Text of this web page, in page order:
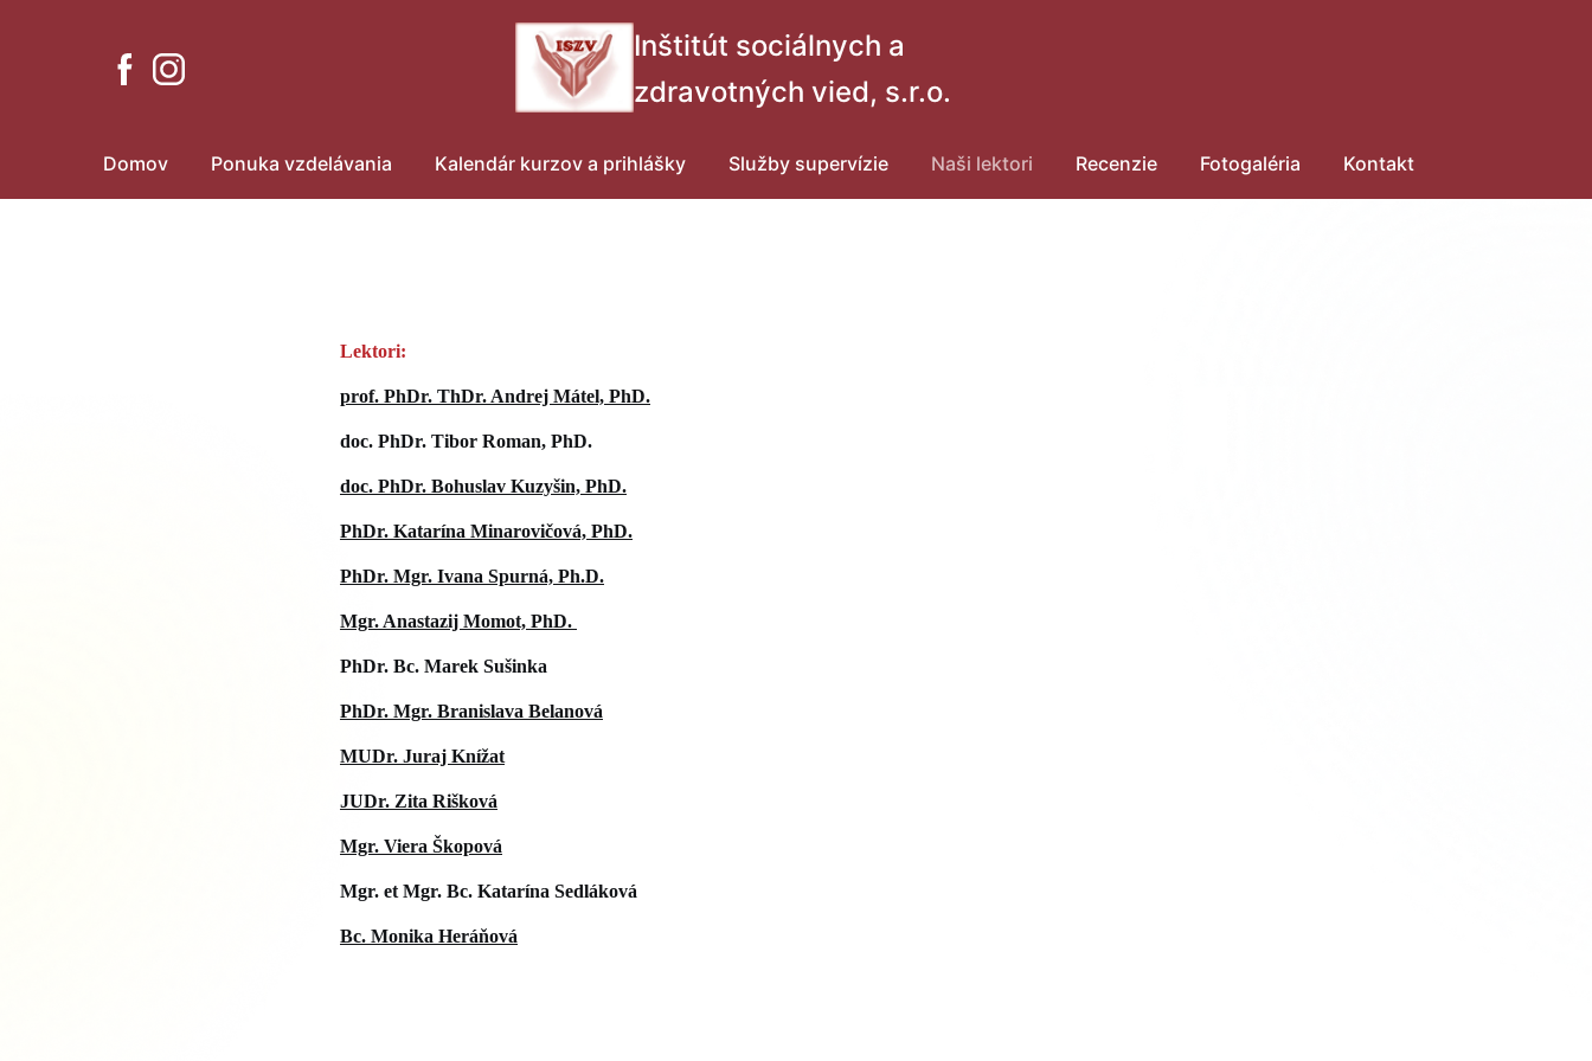
Inštitút sociálnych a
zdravotných vied, s.r.o.
Domov Ponuka vzdelávania Kalendár kurzov a prihlášky Služby supervízie Naši lektori Recenzie Fotogaléria Kontakt
Lektori:
prof. PhDr. ThDr. Andrej Mátel, PhD.
doc. PhDr. Tibor Roman, PhD.
doc. PhDr. Bohuslav Kuzyšin, PhD.
PhDr. Katarína Minarovičová, PhD.
PhDr. Mgr. Ivana Spurná, Ph.D.
Mgr. Anastazij Momot, PhD.
PhDr. Bc. Marek Sušinka
PhDr. Mgr. Branislava Belanová
MUDr. Juraj Knížat
JUDr. Zita Rišková
Mgr. Viera Škopová
Mgr. et Mgr. Bc. Katarína Sedláková
Bc. Monika Heráňová